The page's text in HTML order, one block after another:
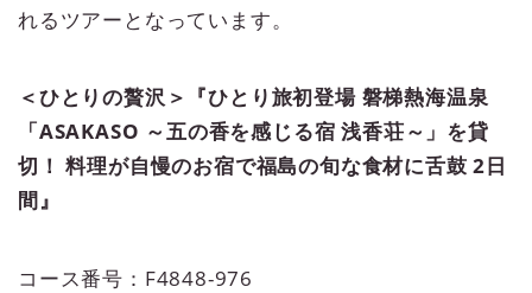
れるツアーとなっています。
＜ひとりの贅沢＞『ひとり旅初登場 磐梯熱海温泉
「ASAKASO ～五の香を感じる宿 浅香荘～」を貸
切！ 料理が自慢のお宿で福島の旬な食材に舌鼓 2日
間』
コース番号：F4848-976